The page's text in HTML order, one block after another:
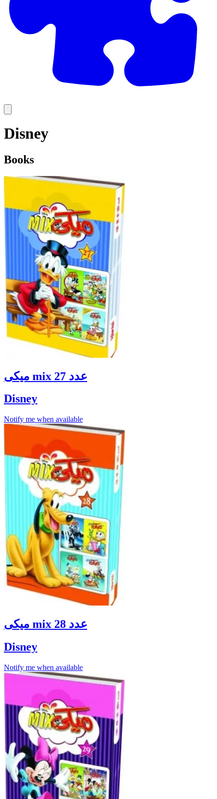
Disney
Books
ميكى mix عدد 27
Disney
Notify me when available
ميكى mix عدد 28
Disney
Notify me when available